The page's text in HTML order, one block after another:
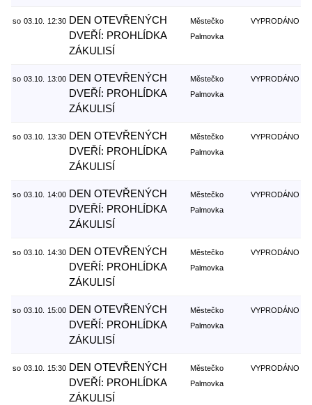
so 03.10. 12:30 DEN OTEVŘENÝCH
DVEŘÍ: PROHLÍDKA
ZÁKULISÍ
Městečko
Palmovka
VYPRODÁNO
so 03.10. 13:00 DEN OTEVŘENÝCH
DVEŘÍ: PROHLÍDKA
ZÁKULISÍ
Městečko
Palmovka
VYPRODÁNO
so 03.10. 13:30 DEN OTEVŘENÝCH
DVEŘÍ: PROHLÍDKA
ZÁKULISÍ
Městečko
Palmovka
VYPRODÁNO
so 03.10. 14:00 DEN OTEVŘENÝCH
DVEŘÍ: PROHLÍDKA
ZÁKULISÍ
Městečko
Palmovka
VYPRODÁNO
so 03.10. 14:30 DEN OTEVŘENÝCH
DVEŘÍ: PROHLÍDKA
ZÁKULISÍ
Městečko
Palmovka
VYPRODÁNO
so 03.10. 15:00 DEN OTEVŘENÝCH
DVEŘÍ: PROHLÍDKA
ZÁKULISÍ
Městečko
Palmovka
VYPRODÁNO
so 03.10. 15:30 DEN OTEVŘENÝCH
DVEŘÍ: PROHLÍDKA
ZÁKULISÍ
Městečko
Palmovka
VYPRODÁNO